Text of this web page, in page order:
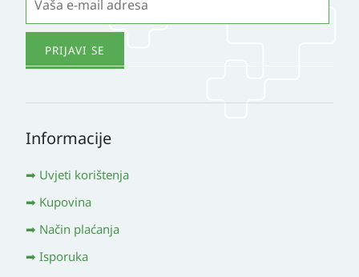
Informacije
Uvjeti korištenja
Kupovina
Način plaćanja
Isporuka